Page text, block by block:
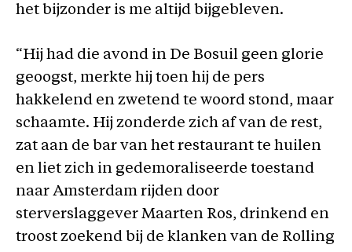
het bijzonder is me altijd bijgebleven.
“Hij had die avond in De Bosuil geen glorie
geoogst, merkte hij toen hij de pers
hakkelend en zwetend te woord stond, maar
schaamte. Hij zonderde zich af van de rest,
zat aan de bar van het restaurant te huilen
en liet zich in gedemoraliseerde toestand
naar Amsterdam rijden door
sterverslaggever Maarten Ros, drinkend en
troost zoekend bij de klanken van de Rolling